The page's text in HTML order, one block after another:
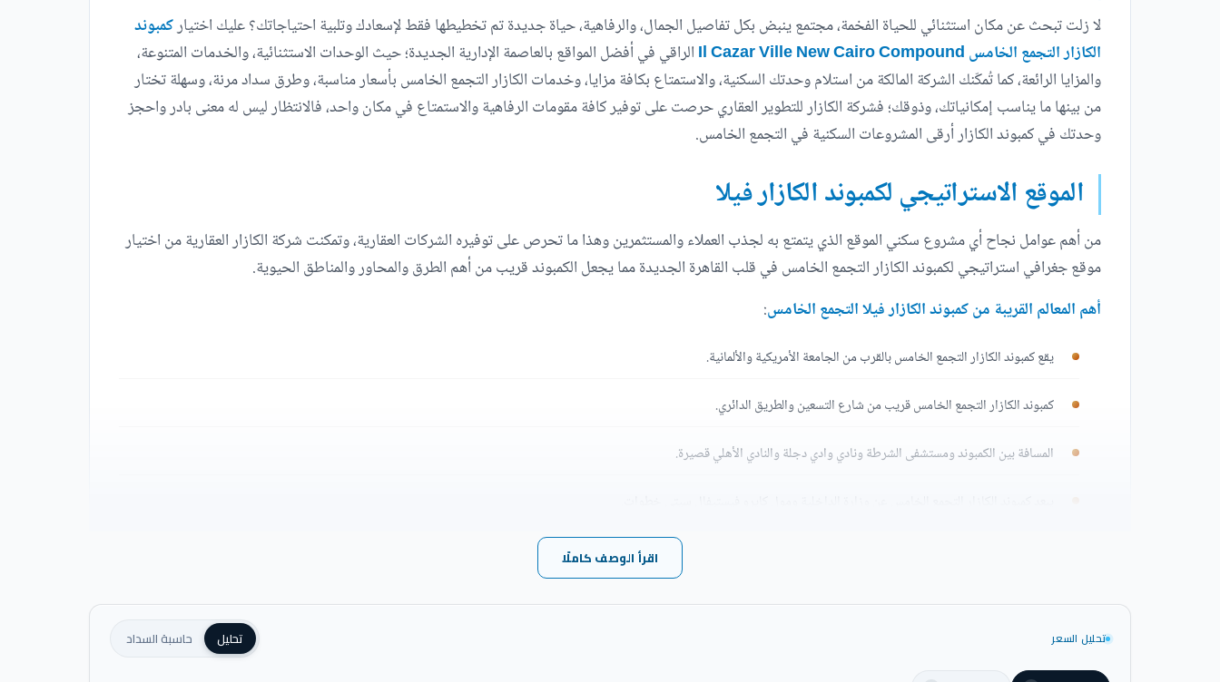
لا زلت تبحث عن مكان استثنائي للحياة الفخمة، مجتمع ينبض بكل تفاصيل الجمال، والرفاهية، حياة جديدة تم تخطيطها فقط لإسعادك وتلبية احتياجاتك؟ عليك اختياركمبوند
الكازار التجمع الخامس Il Cazar Ville New Cairo Compound
الراقي في أفضل المواقع بالعاصمة الإدارية الجديدة؛ حيث الوحدات الاستثنائية، والخدمات المتنوعة،
والمزايا الرائعة، كما تُمكّنك الشركة المالكة من استلام وحدتك السكنية، والاستمتاع بكافة مزايا، وخدمات الكازار التجمع الخامس بأسعار مناسبة، وطرق سداد مرنة، وسهلة تختار
من بينها ما يناسب إمكانياتك، وذوقك؛ فشركة الكازار للتطوير العقاري حرصت على توفير كافة مقومات الرفاهية والاستمتاع في مكان واحد، فالانتظار ليس له معنى بادر واحجز
وحدتك في كمبوند الكازار أرقى المشروعات السكنية في التجمع الخامس.
الموقع الاستراتيجي لكمبوند الكازار فيلا
من أهم عوامل نجاح أي مشروع سكني الموقع الذي يتمتع به لجذب العملاء والمستثمرين وهذا ما تحرص على توفيره الشركات العقارية، وتمكنت شركة الكازار العقارية من اختيار
موقع جغرافي استراتيجي لكمبوند الكازار التجمع الخامس في قلب القاهرة الجديدة مما يجعل الكمبوند قريب من أهم الطرق والمحاور والمناطق الحيوية.
أهم المعالم القريبة من كمبوند الكازار فيلا التجمع الخامس:
يقع كمبوند الكازار التجمع الخامس بالقرب من الجامعة الأمريكية والألمانية.
كمبوند الكازار التجمع الخامس قريب من شارع التسعين والطريق الدائري.
المسافة بين الكمبوند ومستشفى الشرطة ونادي وادي دجلة والنادي الأهلي قصيرة.
كمبوند الكازار التجمع الخامس قريب من مشروع سوان ليك التجمع الخامس، كمبوند ماونتن فيو.
تصميم الكازار فيلا التجمع الخامس Il Cazar Ville New Cairo Compound
حرصت شركة الكازار للتطوير العقاري على أن تجعل كمبوند الكازار التجمع الخامس تحفة معمارية تحاكي المشروعات الأوروبية في الفخامة والرقي، فأسندت مهمة وضع الخطط
اقرأ الوصف كاملًا
تحليل السعر تحليل حاسبة السداد